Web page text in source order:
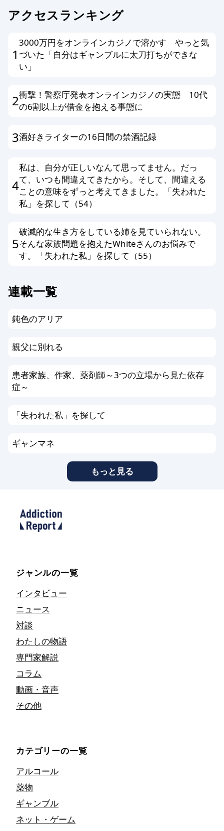
アクセスランキング
1
3000万円をオンラインカジノで溶かす やっと気
づいた「自分はギャンブルに太刀打ちができな
い」
2衝撃！警察庁発表オンラインカジノの実態 10代
の6割以上が借金を抱える事態に
3酒好きライターの16日間の禁酒記録
4
私は、自分が正しいなんて思ってません。だっ
て、いつも間違えてきたから。そして、間違える
ことの意味をずっと考えてきました。「失われた
私」を探して（54）
5
破滅的な生き方をしている姉を見ていられない。
そんな家族問題を抱えたWhiteさんのお悩みで
す。「失われた私」を探して（55）
連載一覧
鈍色のアリア
親父に別れる
患者家族、作家、薬剤師～3つの立場から見た依存
症～
「失われた私」を探して
ギャンマネ
もっと見る
ジャンルの一覧
インタビュー
ニュース
対談
わたしの物語
専門家解説
コラム
動画・音声
その他
カテゴリーの一覧
アルコール
薬物
ギャンブル
ネット・ゲーム